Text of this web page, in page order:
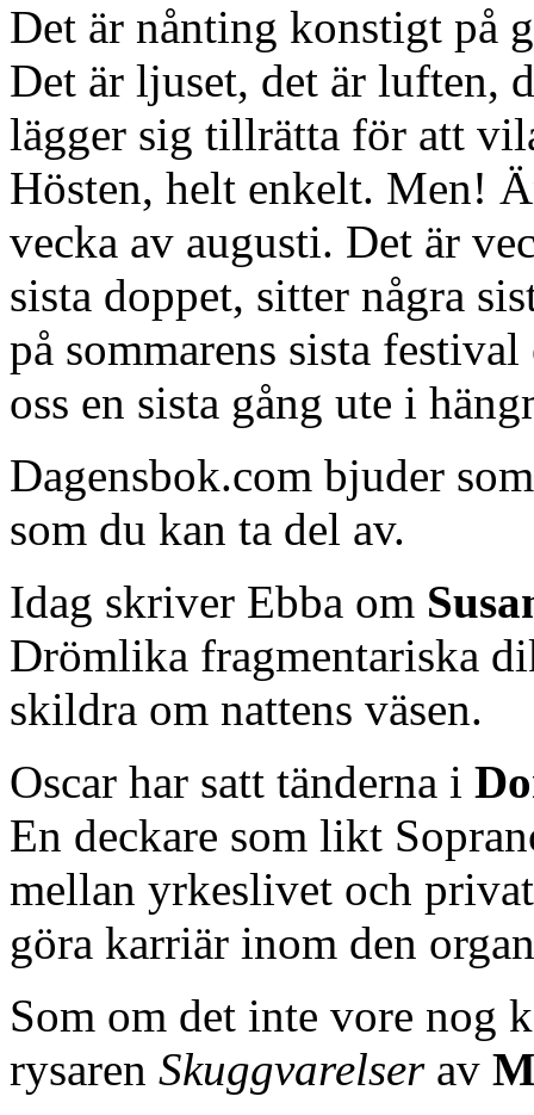
Det är nånting konstigt på
Det är ljuset, det är luften,
lägger sig tillrätta för att
Hösten, helt enkelt. Men!
vecka av augusti. Det är
sista doppet, sitter några
på sommarens sista
oss en sista gång ute i
Dagensbok.com bjuder
som du kan ta del av.
Idag skriver Ebba om
Drömlika fragmentariska
skildra om nattens väsen.
Oscar har satt tänderna i
En deckare som likt
mellan yrkeslivet och
göra karriär inom den
Som om det inte vore nog
rysaren Skuggvarelserav